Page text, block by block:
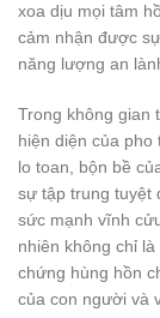
xoa dịu mọi tâm
cảm nhận được
năng lượng an
Trong không gian
hiện diện của pho
lo toan, bộn bề
sự tập trung tuyệt
sức mạnh vĩnh
nhiên không chỉ
chứng hùng hồn
của con người và